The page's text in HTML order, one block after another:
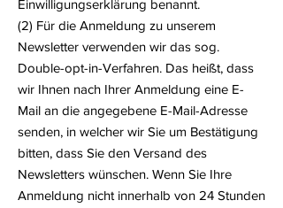
Einwilligungserklärung benannt.
(2) Für die Anmeldung zu unserem
Newsletter verwenden wir das sog.
Double-opt-in-Verfahren. Das heißt, dass
wir Ihnen nach Ihrer Anmeldung eine E-
Mail an die angegebene E-Mail-Adresse
senden, in welcher wir Sie um Bestätigung
bitten, dass Sie den Versand des
Newsletters wünschen. Wenn Sie Ihre
Anmeldung nicht innerhalb von 24 Stunden